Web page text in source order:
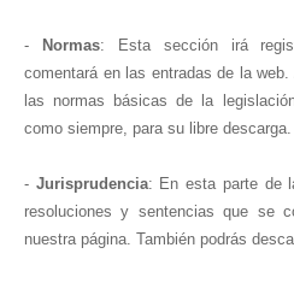
- Normas: Esta sección irá
comentará en las entradas de la
las normas básicas de la
como siempre, para su libre descarga.
- Jurisprudencia: En esta parte de
resoluciones y sentencias que se
nuestra página. También podrás